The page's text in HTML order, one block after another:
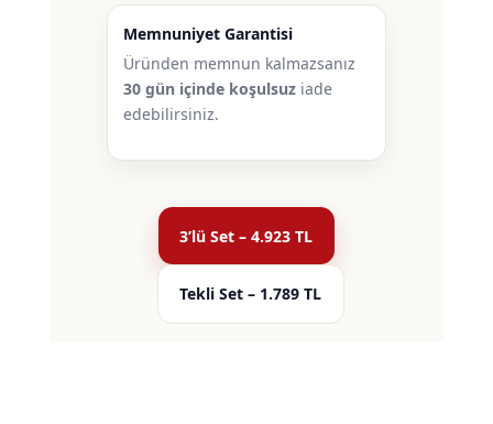
Memnuniyet Garantisi
Üründen memnun kalmazsanız
30 gün içinde koşulsuziade
edebilirsiniz.
3’lü Set – 4.923 TL
Tekli Set – 1.789 TL